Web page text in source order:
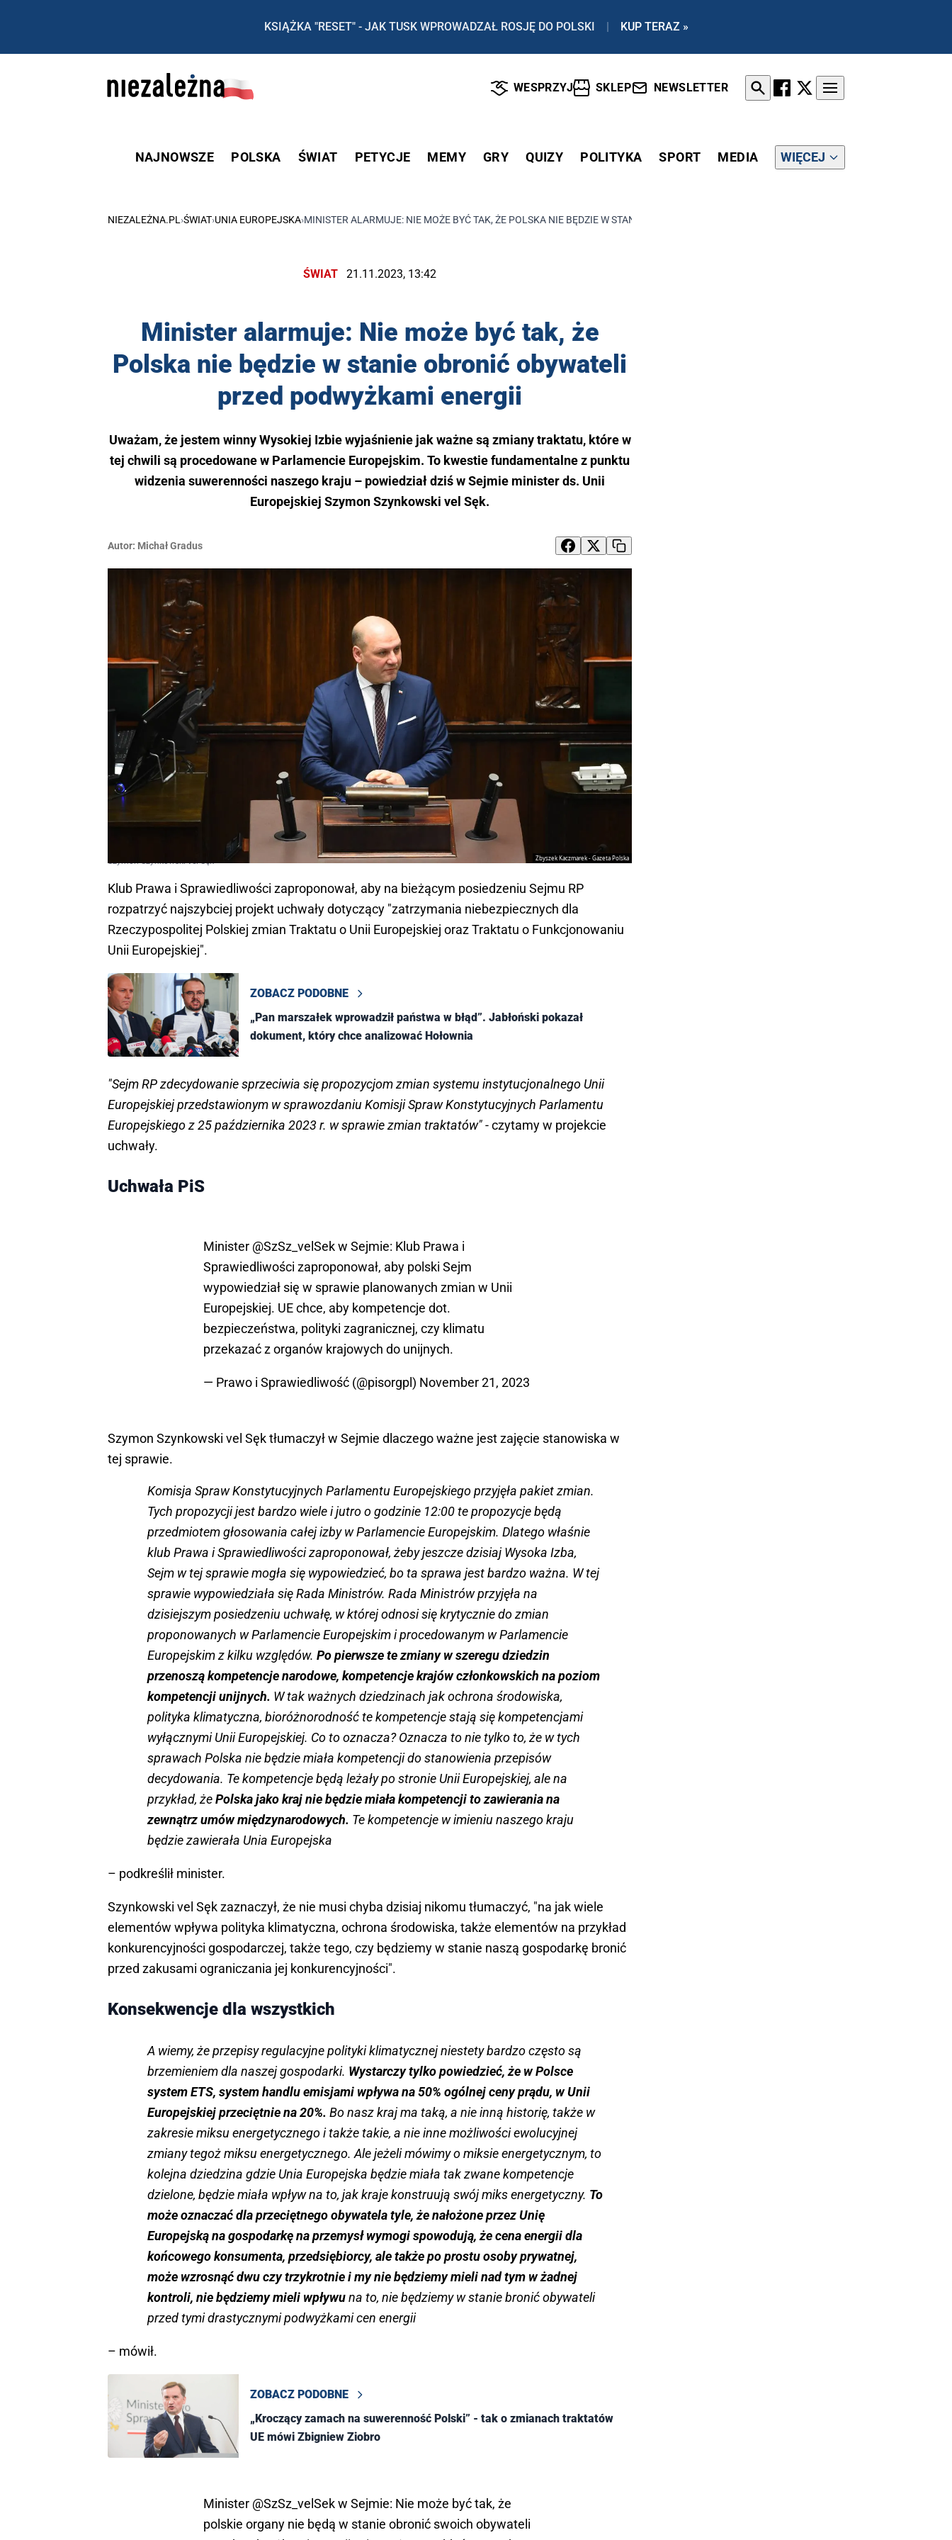
KSIĄŻKA "RESET" - JAK TUSK WPROWADZAŁ ROSJĘ DO POLSKI | KUP TERAZ »
WESPRZYJ SKLEP NEWSLETTER
NAJNOWSZE POLSKA ŚWIAT PETYCJE MEMY GRY QUIZY POLITYKA SPORT MEDIA WIĘCEJ
NIEZALEŻNA.PL ›ŚWIAT›UNIA EUROPEJSKA›MINISTER ALARMUJE: NIE MOŻE BYĆ TAK, ŻE POLSKA NIE BĘDZIE W STANIE OBRONIĆ OBYWATELI PRZED PODWYŻKAMI ENERGII
ŚWIAT 21.11.2023, 13:42
Minister alarmuje: Nie może być tak, że
Polska nie będzie w stanie obronić obywateli
przed podwyżkami energii
Uważam, że jestem winny Wysokiej Izbie wyjaśnienie jak ważne są zmiany traktatu, które w
tej chwili są procedowane w Parlamencie Europejskim. To kwestie fundamentalne z punktu
widzenia suwerenności naszego kraju – powiedział dziś w Sejmie minister ds. Unii
Europejskiej Szymon Szynkowski vel Sęk.
Autor: Michał Gradus
Zbyszek Kaczmarek - Gazeta Polska
Szymon Szynkowski vel Sęk
Klub Prawa i Sprawiedliwości zaproponował, aby na bieżącym posiedzeniu Sejmu RP
rozpatrzyć najszybciej projekt uchwały dotyczący "zatrzymania niebezpiecznych dla
Rzeczypospolitej Polskiej zmian Traktatu o Unii Europejskiej oraz Traktatu o Funkcjonowaniu
Unii Europejskiej".
ZOBACZ PODOBNE
„Pan marszałek wprowadził państwa w błąd”. Jabłoński pokazał
dokument, który chce analizować Hołownia
"Sejm RP zdecydowanie sprzeciwia się propozycjom zmian systemu instytucjonalnego Unii
Europejskiej przedstawionym w sprawozdaniu Komisji Spraw Konstytucyjnych Parlamentu
Europejskiego z 25 października 2023 r. w sprawie zmian traktatów"- czytamy w projekcie
uchwały.
Uchwała PiS
Minister @SzSz_velSekw Sejmie: Klub Prawa i
Sprawiedliwości zaproponował, aby polski Sejm
wypowiedział się w sprawie planowanych zmian w Unii
Europejskiej. UE chce, aby kompetencje dot.
bezpieczeństwa, polityki zagranicznej, czy klimatu
przekazać z organów krajowych do unijnych.
— Prawo i Sprawiedliwość (@pisorgpl) November 21, 2023
Szymon Szynkowski vel Sęk tłumaczył w Sejmie dlaczego ważne jest zajęcie stanowiska w
tej sprawie.
Komisja Spraw Konstytucyjnych Parlamentu Europejskiego przyjęła pakiet zmian.
Tych propozycji jest bardzo wiele i jutro o godzinie 12:00 te propozycje będą
przedmiotem głosowania całej izby w Parlamencie Europejskim. Dlatego właśnie
klub Prawa i Sprawiedliwości zaproponował, żeby jeszcze dzisiaj Wysoka Izba,
Sejm w tej sprawie mogła się wypowiedzieć, bo ta sprawa jest bardzo ważna. W tej
sprawie wypowiedziała się Rada Ministrów. Rada Ministrów przyjęła na
dzisiejszym posiedzeniu uchwałę, w której odnosi się krytycznie do zmian
proponowanych w Parlamencie Europejskim i procedowanym w Parlamencie
Europejskim z kilku względów. Po pierwsze te zmiany w szeregu dziedzin
przenoszą kompetencje narodowe, kompetencje krajów członkowskich na poziom
kompetencji unijnych. W tak ważnych dziedzinach jak ochrona środowiska,
polityka klimatyczna, bioróżnorodność te kompetencje stają się kompetencjami
wyłącznymi Unii Europejskiej. Co to oznacza? Oznacza to nie tylko to, że w tych
sprawach Polska nie będzie miała kompetencji do stanowienia przepisów
decydowania. Te kompetencje będą leżały po stronie Unii Europejskiej, ale na
przykład, żePolska jako kraj nie będzie miała kompetencji to zawierania na
zewnątrz umów międzynarodowych. Te kompetencje w imieniu naszego kraju
będzie zawierała Unia Europejska
– podkreślił minister.
Szynkowski vel Sęk zaznaczył, że nie musi chyba dzisiaj nikomu tłumaczyć, "na jak wiele
elementów wpływa polityka klimatyczna, ochrona środowiska, także elementów na przykład
konkurencyjności gospodarczej, także tego, czy będziemy w stanie naszą gospodarkę bronić
przed zakusami ograniczania jej konkurencyjności".
Konsekwencje dla wszystkich
A wiemy, że przepisy regulacyjne polityki klimatycznej niestety bardzo często są
brzemieniem dla naszej gospodarki. Wystarczy tylko powiedzieć, że w Polsce
system ETS, system handlu emisjami wpływa na 50% ogólnej ceny prądu, w Unii
Europejskiej przeciętnie na 20%. Bo nasz kraj ma taką, a nie inną historię, także w
zakresie miksu energetycznego i także takie, a nie inne możliwości ewolucyjnej
zmiany tegoż miksu energetycznego. Ale jeżeli mówimy o miksie energetycznym, to
kolejna dziedzina gdzie Unia Europejska będzie miała tak zwane kompetencje
dzielone, będzie miała wpływ na to, jak kraje konstruują swój miks energetyczny. To
może oznaczać dla przeciętnego obywatela tyle, że nałożone przez Unię
Europejską na gospodarkę na przemysł wymogi spowodują, że cena energii dla
końcowego konsumenta, przedsiębiorcy, ale także po prostu osoby prywatnej,
może wzrosnąć dwu czy trzykrotnie i my nie będziemy mieli nad tym w żadnej
kontroli, nie będziemy mieli wpływuna to, nie będziemy w stanie bronić obywateli
przed tymi drastycznymi podwyżkami cen energii
– mówił.
ZOBACZ PODOBNE
„Kroczący zamach na suwerenność Polski” - tak o zmianach traktatów
UE mówi Zbigniew Ziobro
Minister @SzSz_velSekw Sejmie: Nie może być tak, że
polskie organy nie będą w stanie obronić swoich obywateli